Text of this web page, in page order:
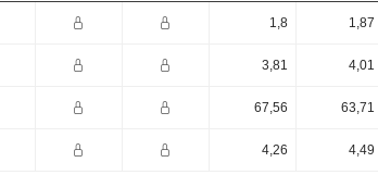
1,8 1,87
3,81 4,01
67,56 63,71
4,26 4,49